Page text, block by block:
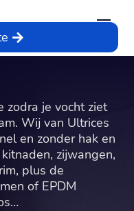
zodra je vocht ziet
Wij van Ultrices
en zonder hak en
zijwangen,
plus de
of EPDM